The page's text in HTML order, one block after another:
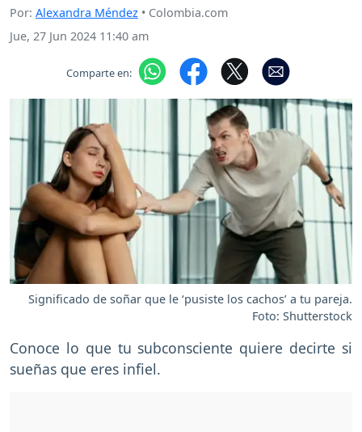
Por: Alexandra Méndez • Colombia.com
Jue, 27 Jun 2024 11:40 am
Comparte en:
Significado de soñar que le ‘pusiste los cachos’ a tu pareja.
Foto: Shutterstock
Conoce lo que tu subconsciente quiere decirte si
sueñas que eres infiel.